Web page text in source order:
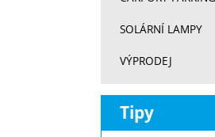
SOLÁRNÍ LAMPY
VÝPRODEJ
Tipy